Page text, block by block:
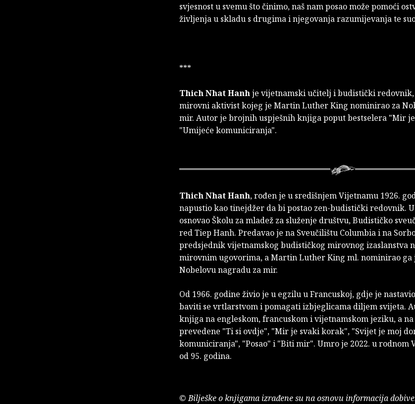
svjesnost u svemu što činimo, naš nam posao može pomoći
življenja u skladu s drugima i njegovanja razumijevanja te
***
Thich Nhat Hanhje vijetnamski učitelj i budistički
mirovni aktivist kojeg je Martin Luther King nominirao za
mir. Autor je brojnih uspješnih knjiga poput bestselera "Mir
"Umijeće komuniciranja".
Thich NhatHanh,rođen je u središnjem Vijetnamu 1926.
napustio kao tinejdžer da bi postao zen-budistički redovnik.
osnovao Školu za mladež za služenje društvu, Budističko
red Tiep Hanh. Predavao je na Sveučilištu Columbia i na
predsjednik vijetnamskog budističkog mirovnog izaslanstva
mirovnim ugovorima, a Martin Luther King ml. nominirao ga
Nobelovu nagradu za mir.
Od 1966. godine živio je u egzilu u Francuskoj, gdje je
baviti se vrtlarstvom i pomagati izbjeglicama diljem svijeta.
knjiga na engleskom, francuskom i vijetnamskom jeziku, a
prevedene "Ti si ovdje", "Mir je svaki korak", "Svijet je moj
komuniciranja", "Posao" i "Biti mir". Umro je 2022. u rodnom
od 95. godina.
© Bilješke o knjigama izrađene su na osnovu informacija